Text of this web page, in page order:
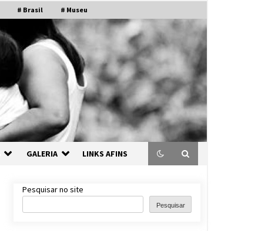
# Brasil # Museu
GALERIA LINKS AFINS
Pesquisar no site
Pesquisar